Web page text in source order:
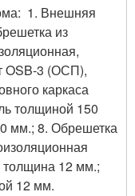
1. Внешняя
из
OSB-3 (ОСП),
каркаса
толщиной 150
мм.; 8. Обрешетка
12 мм.;
12 мм.